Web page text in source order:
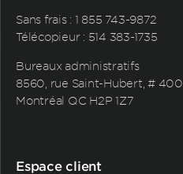
Sans frais : 1 855 743-9872
Télécopieur : 514 383-1735
Bureaux administratifs
8560, rue Saint-Hubert, # 400
Montréal QC H2P 1Z7
Espace client